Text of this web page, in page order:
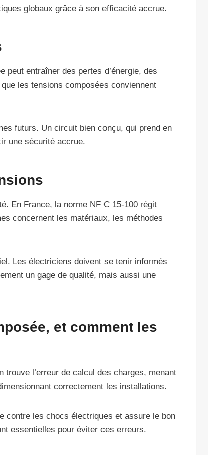
globaux grâce à son efficacité accrue.
peut entraîner des pertes d’énergie, des
les tensions composées conviennent
futurs. Un circuit bien conçu, qui prend en
une sécurité accrue.
En France, la norme NF C 15-100 régit
concernent les matériaux, les méthodes
Les électriciens doivent se tenir informés
un gage de qualité, mais aussi une
et comment les
l’erreur de calcul des charges, menant
correctement les installations.
contre les chocs électriques et assure le bon
essentielles pour éviter ces erreurs.